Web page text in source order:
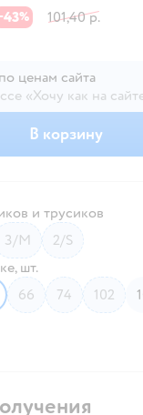
43%
101,40 р.
ценам сайта
«Хочу как на
сайта
В корзину
и трусиков
3/M
2/S
шт.
66 74 102